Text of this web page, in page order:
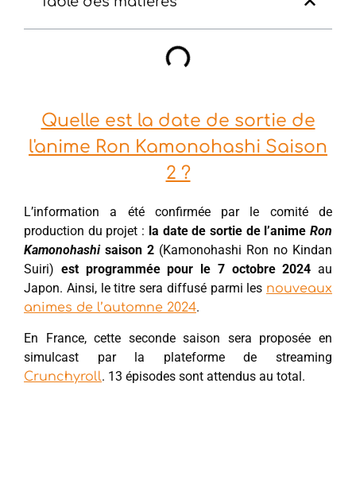
Quelle est la date de sortie de
l'anime Ron Kamonohashi Saison
2 ?
L’information a été confirmée par le comité de
production du projet : la date de sortie de l’animeRon
Kamonohashisaison 2 (Kamonohashi Ron no Kindan
Suiri) est programmée pour le 7 octobre 2024 au
Japon. Ainsi, le titre sera diffusé parmi les nouveaux
animes de l’automne 2024.
En France, cette seconde saison sera proposée en
simulcast par la plateforme de streaming
Crunchyroll. 13 épisodes sont attendus au total.